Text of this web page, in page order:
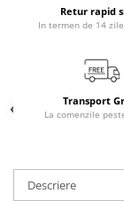
Retur rapid
In termen de 14
Transport
La comenzile
Descriere